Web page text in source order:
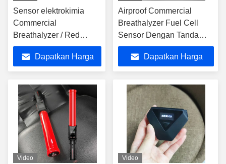
Sensor elektrokimia
Commercial
Breathalyzer / Red
Baton Breathalyzer
Sensor sel bahan bakar
Dapatkan Harga
Airproof Commercial
Breathalyzer Fuel Cell
Sensor Dengan Tanda
Suara
Dapatkan Harga
Video Video